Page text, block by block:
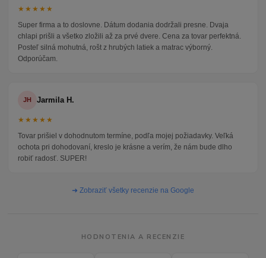
★★★★★
Super firma a to doslovne. Dátum dodania dodržali presne. Dvaja
chlapi prišli a všetko zložili až za prvé dvere. Cena za tovar perfektná.
Posteľ silná mohutná, rošt z hrubých latiek a matrac výborný.
Odporúčam.
JH Jarmila H.
★★★★★
Tovar prišiel v dohodnutom termíne, podľa mojej požiadavky. Veľká
ochota pri dohodovaní, kreslo je krásne a verím, že nám bude dlho
robiť radosť. SUPER!
➜ Zobraziť všetky recenzie na Google
HODNOTENIA A RECENZIE